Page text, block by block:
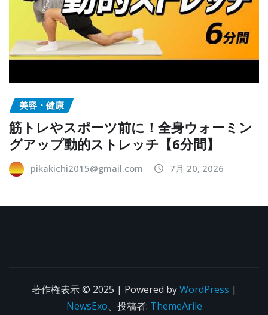
美容・健康
筋トレやスポーツ前に！全身ウォーミン
グアップ動的ストレッチ【6分間】
pikakichi2015@gmail.com 7月 20, 2026
著作権表示 © 2025 | Powered byWordPress |
NewsExo、投稿者: ThemeArile